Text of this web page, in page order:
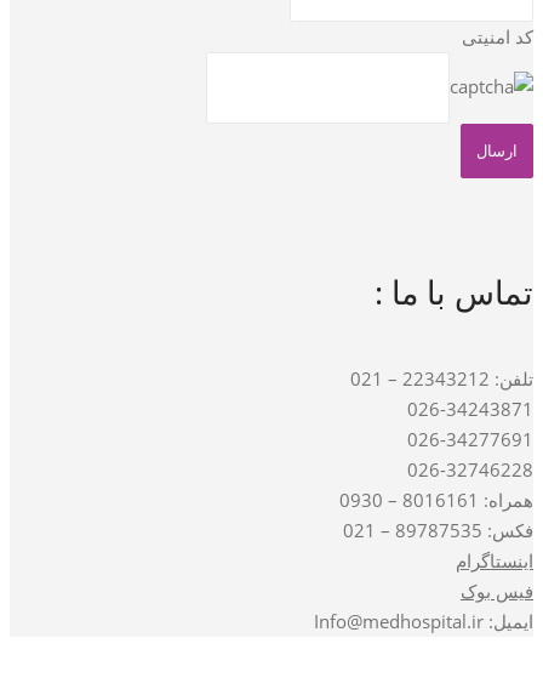
کد امنیتی
تماس با ما :
تلفن: 22343212 – 021
026-34243871
026-34277691
026-32746228
همراه: 8016161 – 0930
فکس: 89787535 – 021
اینستاگرام
فیس بوک
ایمیل: Info@medhospital.ir